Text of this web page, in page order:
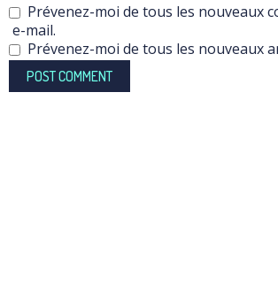
Prévenez-moi de tous les nouveaux
e-mail.
Prévenez-moi de tous les nouveaux